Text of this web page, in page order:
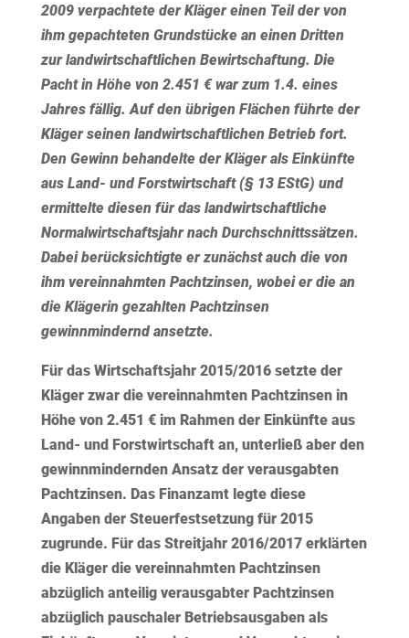
2009 verpachtete der Kläger einen Teil der von
ihm gepachteten Grundstücke an einen Dritten
zur landwirtschaftlichen Bewirtschaftung. Die
Pacht in Höhe von 2.451 € war zum 1.4. eines
Jahres fällig. Auf den übrigen Flächen führte der
Kläger seinen landwirtschaftlichen Betrieb fort.
Den Gewinn behandelte der Kläger als Einkünfte
aus Land- und Forstwirtschaft (§ 13 EStG) und
ermittelte diesen für das landwirtschaftliche
Normalwirtschaftsjahr nach Durchschnittssätzen.
Dabei berücksichtigte er zunächst auch die von
ihm vereinnahmten Pachtzinsen, wobei er die an
die Klägerin gezahlten Pachtzinsen
gewinnmindernd ansetzte.
Für das Wirtschaftsjahr 2015/2016 setzte der
Kläger zwar die vereinnahmten Pachtzinsen in
Höhe von 2.451 € im Rahmen der Einkünfte aus
Land- und Forstwirtschaft an, unterließ aber den
gewinnmindernden Ansatz der verausgabten
Pachtzinsen. Das Finanzamt legte diese
Angaben der Steuerfestsetzung für 2015
zugrunde. Für das Streitjahr 2016/2017 erklärten
die Kläger die vereinnahmten Pachtzinsen
abzüglich anteilig verausgabter Pachtzinsen
abzüglich pauschaler Betriebsausgaben als